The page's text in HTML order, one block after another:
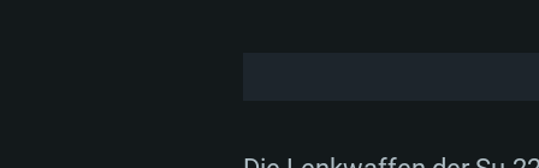
Prozessoren werden nicht